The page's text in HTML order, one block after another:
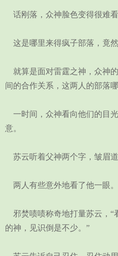
话刚落，众神脸色变得很难看
这是哪里来得疯子部落，竟
就算是面对雷霆之神，众神
间的合作关系，这两人的部落
一时间，众神看向他们的目
意。
苏云听着父神两个字，皱眉
两人有些意外地看了他一眼。
邪焚啧啧称奇地打量苏云，“
的神，见识倒是不少。”